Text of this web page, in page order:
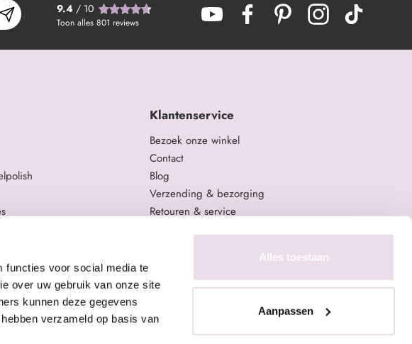
functies voor social media te
over uw gebruik van onze site
kunnen deze gegevens
verzameld op basis van
Alles toestaan
Aanpassen
9.4/ 10
Toon alles 801 reviews
Klantenservice
Bezoek onze winkel
Contact
Blog
Verzending & bezorging
Retouren & service